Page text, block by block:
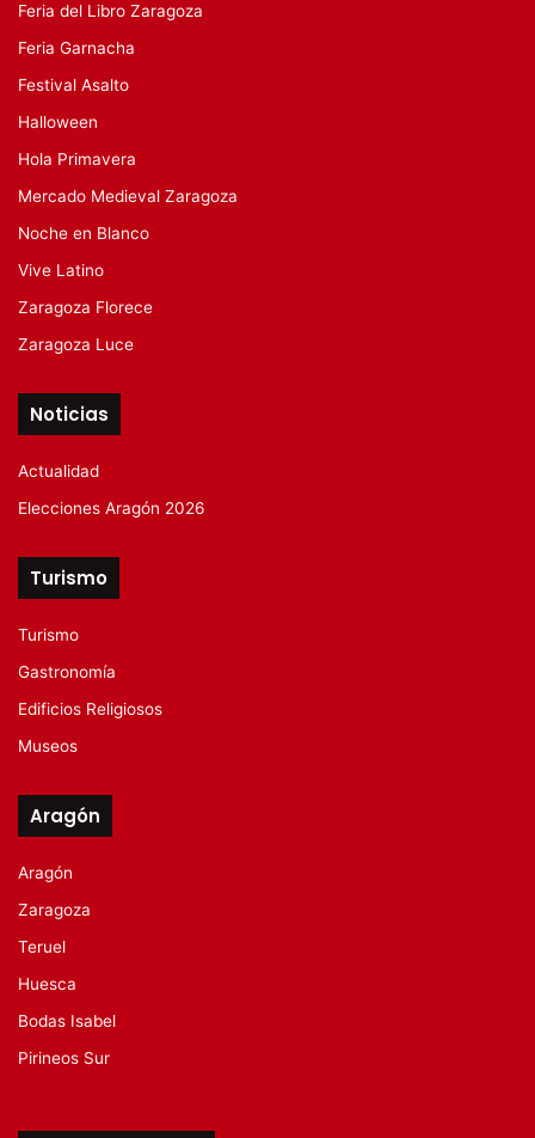
Feria del Libro Zaragoza
Feria Garnacha
Festival Asalto
Halloween
Hola Primavera
Mercado Medieval Zaragoza
Noche en Blanco
Vive Latino
Zaragoza Florece
Zaragoza Luce
Noticias
Actualidad
Elecciones Aragón 2026
Turismo
Turismo
Gastronomía
Edificios Religiosos
Museos
Aragón
Aragón
Zaragoza
Teruel
Huesca
Bodas Isabel
Pirineos Sur